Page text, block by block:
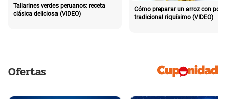
Tallarines verdes peruanos: receta
clásica deliciosa (VIDEO)
Cómo preparar un arroz con pollo
tradicional riquísimo (VIDEO)
Ofertas